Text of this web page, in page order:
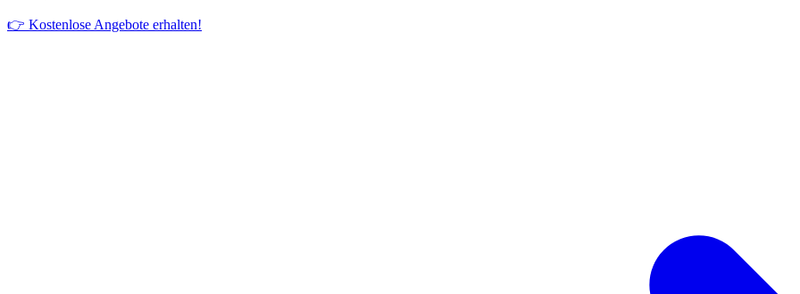
👉 Kostenlose Angebote erhalten!